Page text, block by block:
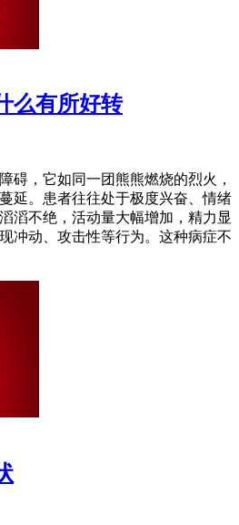
么有所好转
碍，它如同一团熊熊燃烧的烈火，
延。患者往往处于极度兴奋、情绪
滔不绝，活动量大幅增加，精力显
冲动、攻击性等行为。这种病症不